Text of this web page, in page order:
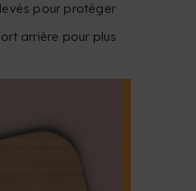
pour protéger
arrière pour plus